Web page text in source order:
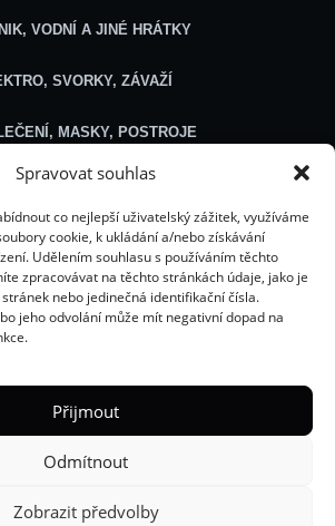
Spravovat souhlas
co nejlepší uživatelský zážitek, využíváme
cookie, k ukládání a/nebo získávání
Udělením souhlasu s používáním těchto
zpracovávat na těchto stránkách údaje, jako je
nebo jedinečná identifikační čísla.
jeho odvolání může mít negativní dopad na
Přijmout
Odmítnout
Zobrazit předvolby
VODNÍ A JINÉ HRÁTKY
SVORKY, ZÁVAŽÍ
MASKY, POSTROJE
Obecné
PROBLÉMU S OBJEDNÁVKOU
OBCHODNÍ PODMÍNKY